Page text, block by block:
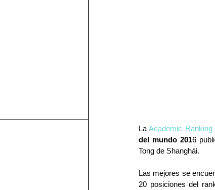
La Academic
del mundo 2016
Tong de Shanghái.
Las mejores se
20 posiciones del